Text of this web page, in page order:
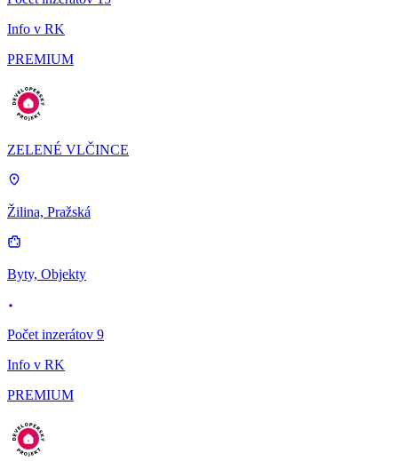
Info v RK
PREMIUM
ZELENÉ VLČINCE
Žilina, Pražská
Byty, Objekty
Počet inzerátov 9
Info v RK
PREMIUM